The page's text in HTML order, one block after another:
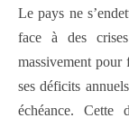
Le pays ne
face à des
massivement
ses déficits
échéance.